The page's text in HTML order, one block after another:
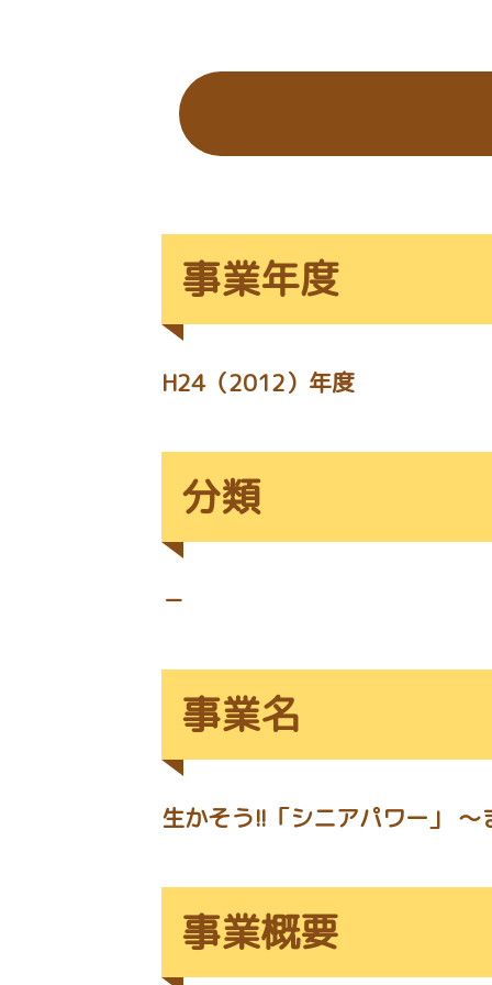
置：
事業年度
H24（2012）年度
分類
－
事業名
生かそう!!「シニアパワー」
事業概要